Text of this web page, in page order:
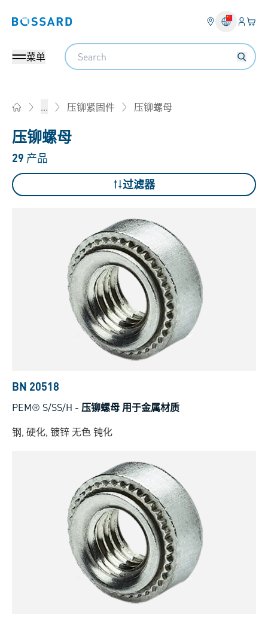
Bossard homepage 登入
您
菜单
Search
... 压铆紧固件 压铆螺母
压铆螺母
29 产品
过滤器
BN 20518
PEM® S/SS/H - 压铆螺母 用于金属材质
钢, 硬化, 镀锌 无色 钝化